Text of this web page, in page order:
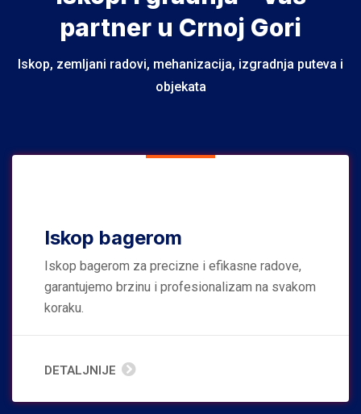
partner u Crnoj Gori
Iskop, zemljani radovi, mehanizacija, izgradnja puteva i
objekata
Iskop bagerom
Iskop bagerom za precizne i efikasne radove,
garantujemo brzinu i profesionalizam na svakom
koraku.
DETALJNIJE